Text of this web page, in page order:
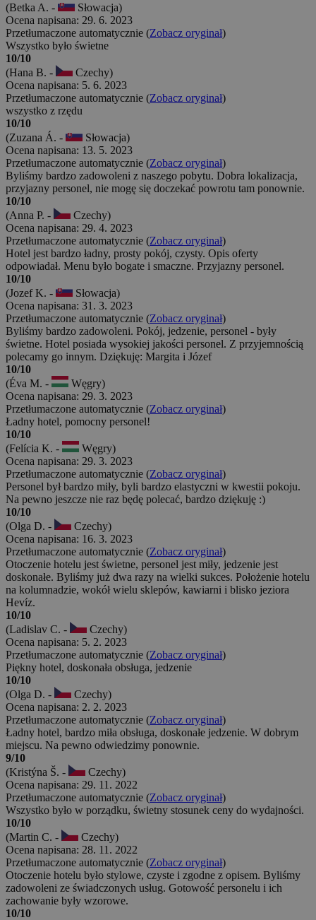
(Betka A. -
Słowacja)
Ocena napisana: 29. 6. 2023
Przetłumaczone automatycznie (Zobacz oryginał)
Wszystko było świetne
10/10
(Hana B. -
Czechy)
Ocena napisana: 5. 6. 2023
Przetłumaczone automatycznie (Zobacz oryginał)
wszystko z rzędu
10/10
(Zuzana Á. -
Słowacja)
Ocena napisana: 13. 5. 2023
Przetłumaczone automatycznie (Zobacz oryginał)
Byliśmy bardzo zadowoleni z naszego pobytu. Dobra lokalizacja,
przyjazny personel, nie mogę się doczekać powrotu tam ponownie.
10/10
(Anna P. -
Czechy)
Ocena napisana: 29. 4. 2023
Przetłumaczone automatycznie (Zobacz oryginał)
Hotel jest bardzo ładny, prosty pokój, czysty. Opis oferty
odpowiadał. Menu było bogate i smaczne. Przyjazny personel.
10/10
(Jozef K. -
Słowacja)
Ocena napisana: 31. 3. 2023
Przetłumaczone automatycznie (Zobacz oryginał)
Byliśmy bardzo zadowoleni. Pokój, jedzenie, personel - były
świetne. Hotel posiada wysokiej jakości personel. Z przyjemnością
polecamy go innym. Dziękuję: Margita i Józef
10/10
(Éva M. -
Węgry)
Ocena napisana: 29. 3. 2023
Przetłumaczone automatycznie (Zobacz oryginał)
Ładny hotel, pomocny personel!
10/10
(Felícia K. -
Węgry)
Ocena napisana: 29. 3. 2023
Przetłumaczone automatycznie (Zobacz oryginał)
Personel był bardzo miły, byli bardzo elastyczni w kwestii pokoju.
Na pewno jeszcze nie raz będę polecać, bardzo dziękuję :)
10/10
(Olga D. -
Czechy)
Ocena napisana: 16. 3. 2023
Przetłumaczone automatycznie (Zobacz oryginał)
Otoczenie hotelu jest świetne, personel jest miły, jedzenie jest
doskonałe. Byliśmy już dwa razy na wielki sukces. Położenie hotelu
na kolumnadzie, wokół wielu sklepów, kawiarni i blisko jeziora
Hevíz.
10/10
(Ladislav C. -
Czechy)
Ocena napisana: 5. 2. 2023
Przetłumaczone automatycznie (Zobacz oryginał)
Piękny hotel, doskonała obsługa, jedzenie
10/10
(Olga D. -
Czechy)
Ocena napisana: 2. 2. 2023
Przetłumaczone automatycznie (Zobacz oryginał)
Ładny hotel, bardzo miła obsługa, doskonałe jedzenie. W dobrym
miejscu. Na pewno odwiedzimy ponownie.
9/10
(Kristýna Š. -
Czechy)
Ocena napisana: 29. 11. 2022
Przetłumaczone automatycznie (Zobacz oryginał)
Wszystko było w porządku, świetny stosunek ceny do wydajności.
10/10
(Martin C. -
Czechy)
Ocena napisana: 28. 11. 2022
Przetłumaczone automatycznie (Zobacz oryginał)
Otoczenie hotelu było stylowe, czyste i zgodne z opisem. Byliśmy
zadowoleni ze świadczonych usług. Gotowość personelu i ich
zachowanie były wzorowe.
10/10